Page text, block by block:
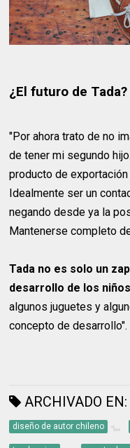
¿El futuro de Tada?
"Por ahora trato de no
de tener mi segundo
producto de exportación
Idealmente ser un
negando desde ya la
Mantenerse completo
Tada no es solo un
desarrollo de los
algunos juguetes y
concepto de desarrollo".
ARCHIVADO EN:
diseño de autor chileno